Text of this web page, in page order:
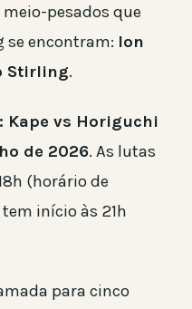
pesados que
se encontram: Ion
Stirling.
Kape vs Horiguchi
de 2026. As lutas
(horário de
início às 21h
para cinco